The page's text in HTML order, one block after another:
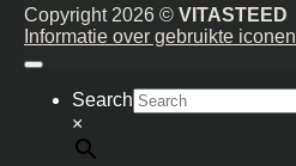
Copyright 2026 © VITASTEED
Informatie over gebruikte iconen
Search
×